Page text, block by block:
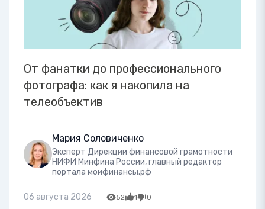
От фанатки до профессионального
фотографа: как я накопила на
телеобъектив
Мария Соловиченко
Эксперт Дирекции финансовой грамотности
НИФИ Минфина России, главный редактор
портала моифинансы.рф
06 августа 2026 52 1 0